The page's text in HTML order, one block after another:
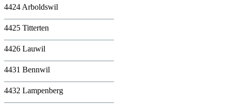
4424 Arboldswil
4425 Titterten
4426 Lauwil
4431 Bennwil
4432 Lampenberg